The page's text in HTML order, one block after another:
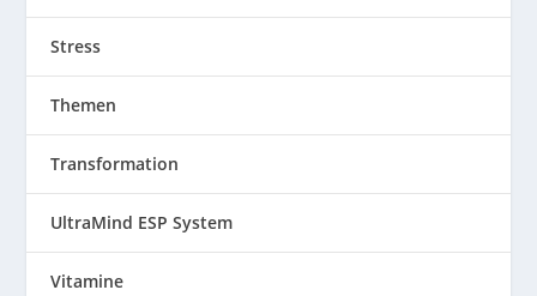
Stress
Themen
Transformation
UltraMind ESP System
Vitamine